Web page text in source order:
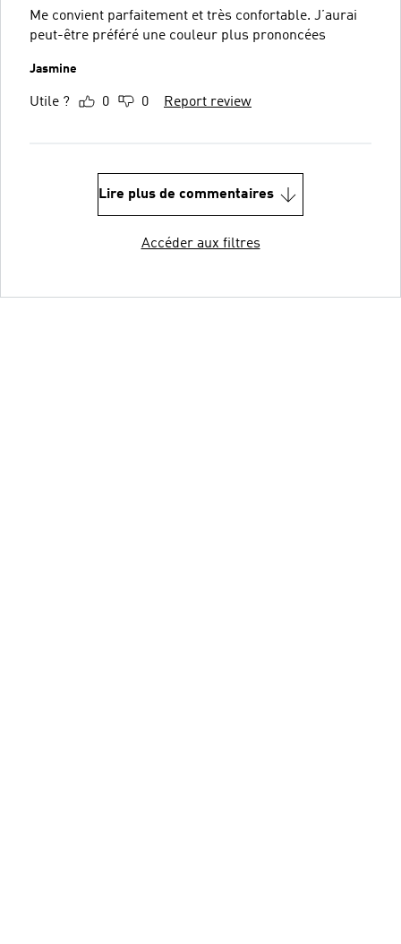
Me convient parfaitement et très confortable. J’aurai
peut-être préféré une couleur plus prononcées
Jasmine
Utile ? 0 0 Report review
Lire plus de commentaires
Accéder aux filtres